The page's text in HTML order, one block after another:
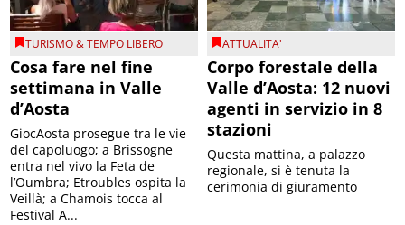
TURISMO & TEMPO LIBERO
Cosa fare nel fine
settimana in Valle
d’Aosta
GiocAosta prosegue tra le vie
del capoluogo; a Brissogne
entra nel vivo la Feta de
l’Oumbra; Etroubles ospita la
Veillà; a Chamois tocca al
Festival A...
ATTUALITA'
Corpo forestale della
Valle d’Aosta: 12 nuovi
agenti in servizio in 8
stazioni
Questa mattina, a palazzo
regionale, si è tenuta la
cerimonia di giuramento